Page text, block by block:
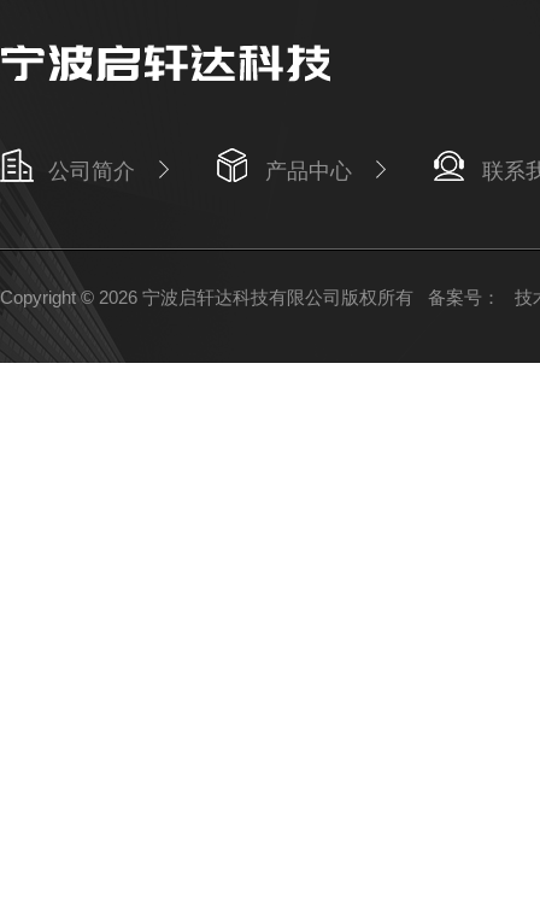
公司简介 产品中心 联系
Copyright © 2026 宁波启轩达科技有限公司版权所有 备案号： 技